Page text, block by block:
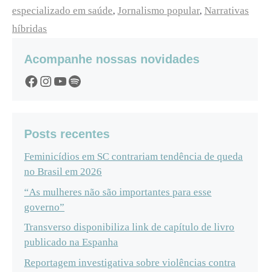
especializado em saúde, Jornalismo popular, Narrativas
híbridas
Acompanhe nossas novidades
Facebook
Instagram
YouTube
Spotify
Posts recentes
Feminicídios em SC contrariam tendência de queda
no Brasil em 2026
“As mulheres não são importantes para esse
governo”
Transverso disponibiliza link de capítulo de livro
publicado na Espanha
Reportagem investigativa sobre violências contra